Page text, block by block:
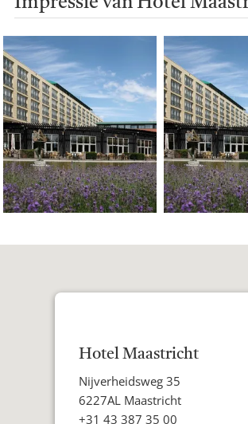
Hotel Maastricht
Adres
Nijverheidsweg 35
Postcode
Woonplaats
6227AL Maastricht
Telefoon
+31 43 387 35 00